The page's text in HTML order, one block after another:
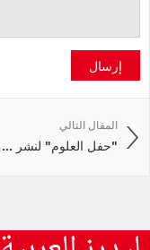
إرسال
المقال التالي
"حفل العلوم" لنشر ...